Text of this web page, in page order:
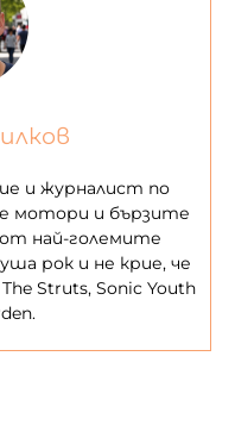
и журналист по
мотори и бързите
от най-големите
рок и не крие, че
Struts, Sonic Youth